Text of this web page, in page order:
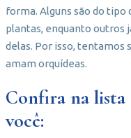
forma. Alguns são do tipo
plantas, enquanto outros
delas. Por isso, tentamos
amam orquídeas.
Confira na lista
você: